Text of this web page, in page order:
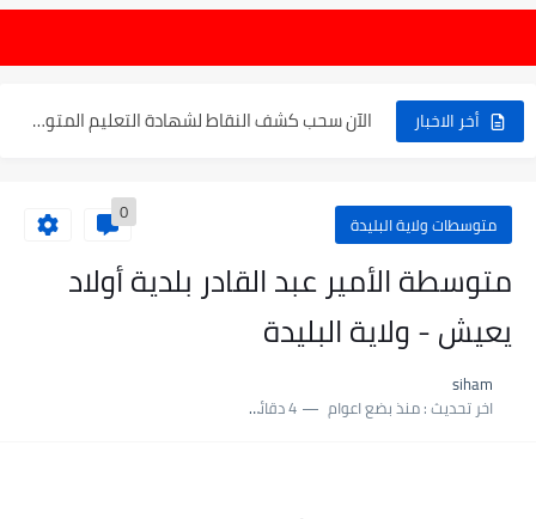
أخر الاخبار
الإعلان عن نتائج بكالوريا 2025 في الجزائر يوم 20...
الآن سحب كشف النقاط لشهادة التعليم المتوسط 2025
حساب معدل شهادة التعليم المتوسط بيام 2025
متوسطات ولاية البليدة 0
متوسطة الأمير عبد القادر بلدية أولاد
يعيش - ولاية البليدة
siham
اخر تحديث :منذ بضع اعوام 4 دقائق للقراءة